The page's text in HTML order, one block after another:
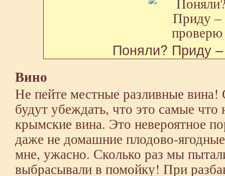
Поняли? Приду
Вино
Не пейте местные разливные вина!
будут убеждать, что это самые что
крымские вина. Это невероятное
даже не домашние плодово-
мне, ужасно. Сколько раз мы
выбрасывали в помойку! При